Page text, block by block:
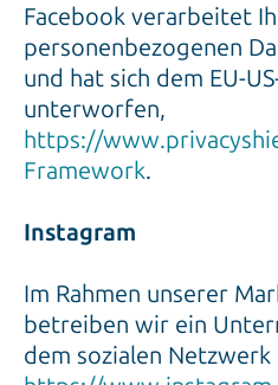
Facebook verarbeitet
personenbezogenen
und hat sich dem EU-
unterworfen,
https://
Framework.
Instagram
Im Rahmen unserer
betreiben wir ein
dem sozialen